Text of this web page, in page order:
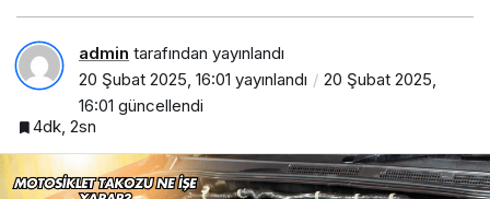
admin tarafından yayınlandı
20 Şubat 2025, 16:01 yayınlandı
20 Şubat 2025,
16:01 güncellendi
4dk, 2sn